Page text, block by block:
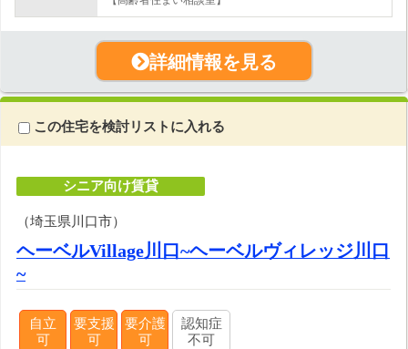
詳細情報を見る
この住宅を検討リストに入れる
シニア向け賃貸
（埼玉県川口市）
ヘーベルVillage川口~ヘーベルヴィレッジ川口
~
自立
可
要支援
可
要介護
可
認知症
不可